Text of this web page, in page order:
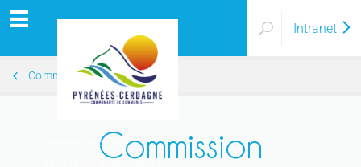
Pyrénées Cerdagne
Intranet
Commissions
Commission